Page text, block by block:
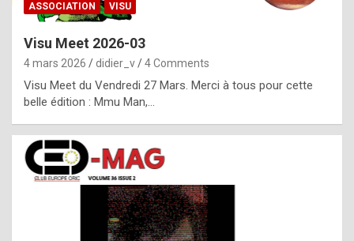
p
l
c
h
i
s
ASSOCIATION VISU
Visu Meet 2026-03
4 mars 2026 didier_v 4 Comments
Visu Meet du Vendredi 27 Mars. Merci à tous pour cette
belle édition : Mmu Man,…